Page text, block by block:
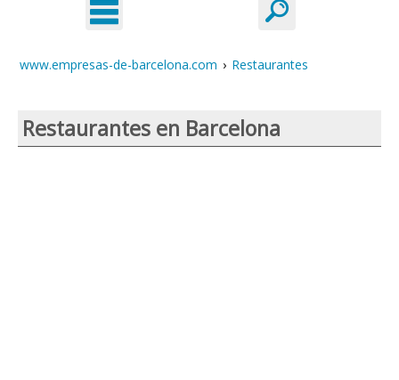
www.empresas-de-barcelona.com › Restaurantes
Restaurantes en Barcelona